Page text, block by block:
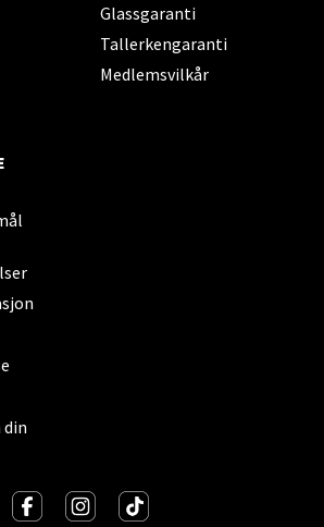
Glassgaranti
Tallerkengaranti
Medlemsvilkår
Velg
20
Storsenter